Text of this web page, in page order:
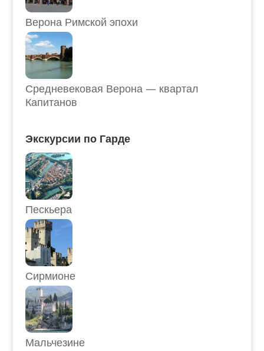
Верона Римской эпохи
Средневековая Верона — квартал
Капитанов
Экскурсии по Гарде
Пескьера
Сирмионе
Мальчезине